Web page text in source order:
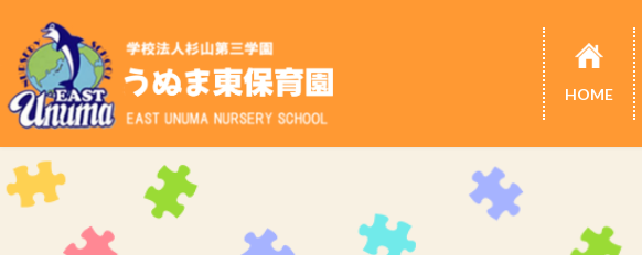
ン
ツ
へ
ス
キ
ー
シ
ョ
ン
に
HOME